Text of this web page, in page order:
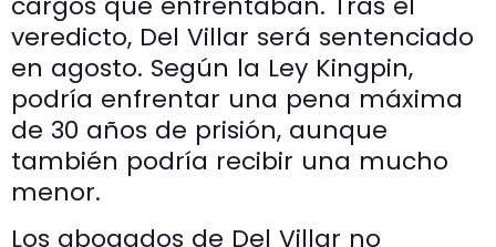
veredicto, Del Villar será sentenciado
en agosto. Según la Ley Kingpin,
podría enfrentar una pena máxima
de 30 años de prisión, aunque
también podría recibir una mucho
menor.
Los abogados de Del Villar no